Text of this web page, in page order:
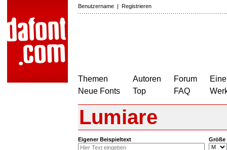
Benutzername | Registrieren
Themen
Neue Fonts
Autoren
Top
Forum
FAQ
Lumiare
Eigener Beispieltext Größe